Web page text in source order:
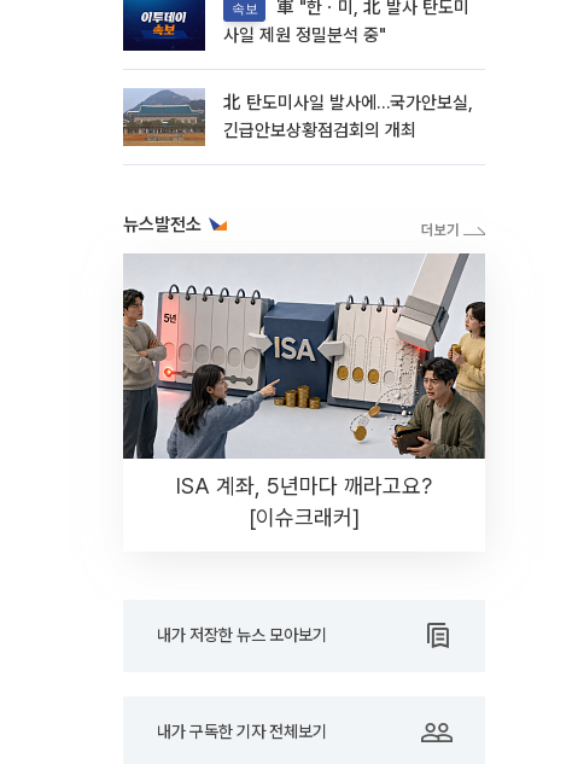
속보
사일 제원 정밀분석 중"
北 탄도미사일 발사에…국가안보실,
긴급안보상황점검회의 개최
뉴스발전소
ISA 계좌, 5년마다 깨라고요?
[이슈크래커]
내가 저장한 뉴스 모아보기
내가 구독한 기자 전체보기